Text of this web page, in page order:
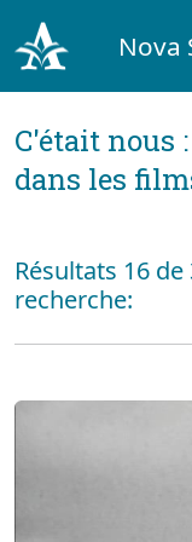
Nova
C'était nous
dans les
Résultats 16
recherche: